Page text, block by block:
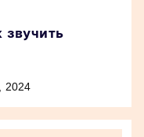
звучить
2024